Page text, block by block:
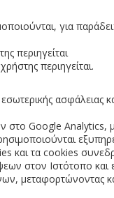
για
περιηγείται
περιηγείται.
ασφάλειας
στο Google
και τα cookies
στον Ιστότοπο
μεταφορτώνοντας